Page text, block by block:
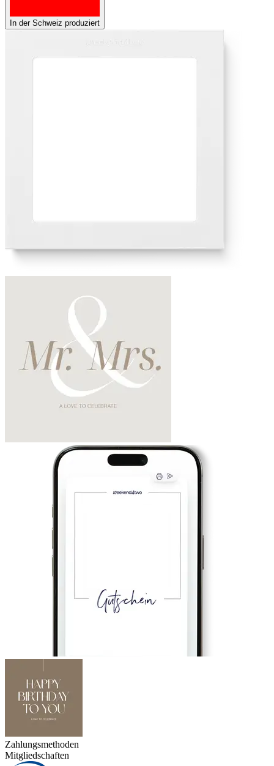
In der Schweiz produziert
Zahlungsmethoden
Mitgliedschaften